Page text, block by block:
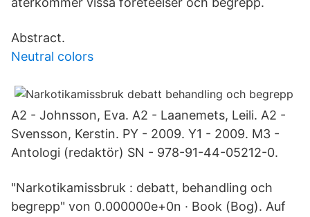
Abstract.
Neutral colors
A2 - Johnsson, Eva. A2 - Laanemets, Leili. A2 -
Svensson, Kerstin. PY - 2009. Y1 - 2009. M3 -
Antologi (redaktör) SN - 978-91-44-05212-0.
"Narkotikamissbruk : debatt, behandling och
begrepp" von 0.000000e+0n · Book (Bog). Auf